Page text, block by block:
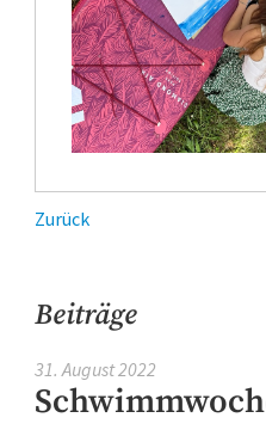
Zurück
Beiträge
31. August 2022